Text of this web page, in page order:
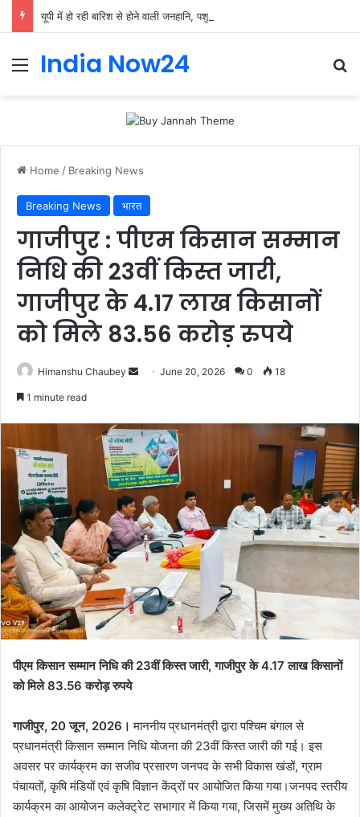
India Now24
Home / Breaking News
Breaking News भारत
गाजीपुर : पीएम किसान सम्मान
निधि की 23वीं किस्त जारी,
गाजीपुर के 4.17 लाख किसानों
को मिले 83.56 करोड़ रुपये
Himanshu Chaubey June 20, 2026 0 18
1 minute read
पीएम किसान सम्मान निधि की 23वीं किस्त जारी, गाजीपुर के 4.17 लाख किसानों
को मिले 83.56 करोड़ रुपये
गाजीपुर, 20 जून, 2026। माननीय प्रधानमंत्री द्वारा पश्चिम बंगाल से
प्रधानमंत्री किसान सम्मान निधि योजना की 23वीं किस्त जारी की गई। इस
अवसर पर कार्यक्रम का सजीव प्रसारण जनपद के सभी विकास खंडों, ग्राम
पंचायतों, कृषि मंडियों एवं कृषि विज्ञान केंद्रों पर आयोजित किया गया।जनपद स्तरीय
कार्यक्रम का आयोजन कलेक्ट्रेट सभागार में किया गया, जिसमें मुख्य अतिथि के